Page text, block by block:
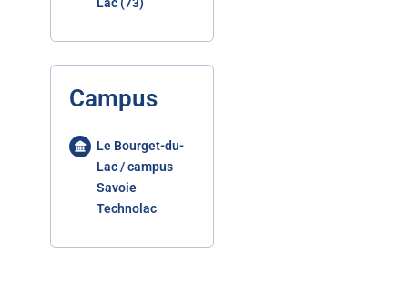
Campus
Le Bourget-du-
Lac / campus
Savoie
Technolac